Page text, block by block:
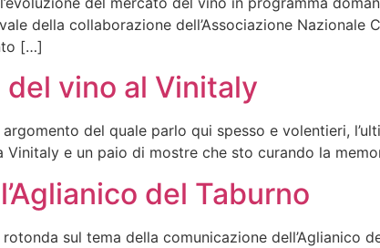
della collaborazione dell’Associazione Nazionale
[…]
vino al Vinitaly
del quale parlo qui spesso e volentieri,
e un paio di mostre che sto curando la
del Taburno
sul tema della comunicazione dell’Aglianico